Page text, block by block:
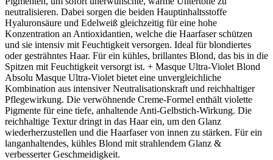
neutralisieren. Dabei sorgen die beiden Hauptinhaltsstoffe
Hyaluronsäure und Edelweiß gleichzeitig für eine hohe
Konzentration an Antioxidantien, welche die Haarfaser schützen
und sie intensiv mit Feuchtigkeit versorgen. Ideal für blondiertes
oder gesträhntes Haar. Für ein kühles, brillantes Blond, das bis in die
Spitzen mit Feuchtigkeit versorgt ist. + Masque Ultra-Violet Blond
Absolu Masque Ultra-Violet bietet eine unvergleichliche
Kombination aus intensiver Neutralisationskraft und reichhaltiger
Pflegewirkung. Die verwöhnende Creme-Formel enthält violette
Pigmente für eine tiefe, anhaltende Anti-Gelbstich-Wirkung. Die
reichhaltige Textur dringt in das Haar ein, um den Glanz
wiederherzustellen und die Haarfaser von innen zu stärken. Für ein
langanhaltendes, kühles Blond mit strahlendem Glanz &
verbesserter Geschmeidigkeit.